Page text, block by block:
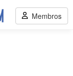
Membros